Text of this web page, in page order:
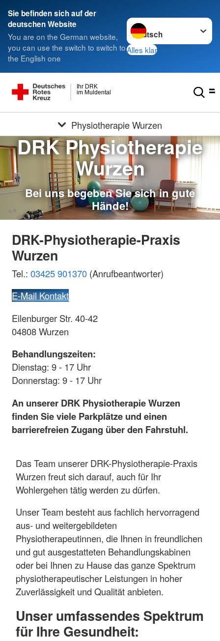
Sie befinden sich auf der
deutschen Website
You are on the German website,
you can use the switch to switch to
the English one
Sprache wechseln zu
Alles klar
im Muldental
Ihr DRK
Physiotherapie Wurzen
DRK Physiotherapie
Wurzen
Bei uns begeben Sie sich in gute
Hände!
DRK-Physiotherapie-Praxis
Wurzen
Tel.: 03425 901370 (Anrufbeantworter)
E-Mail Kontakt
Eilenburger Str. 40-42
04808 Wurzen
Behandlungszeiten:
Dienstag: 9 - 17 Uhr
Donnerstag: 9 - 17 Uhr
An unserer DRK Physiotherapie Wurzen
finden Sie viele Parkplätze und einen
barrierefreien Zugang über den Fahrstuhl.
Das Team unserer DRK-Physiotherapie-Praxis
Wurzen freut sich darauf, auch für Ihr
Wohlergehen tätig werden zu dürfen.
Unser Team besteht aus fachlich hervorragend
aus- und weitergebildeten
Physiotherapeutinnen, die Ihnen in freundlichen
und gut ausgestatteten Behandlungskabinen
oder bei Ihnen zu Hause das ganze Spektrum
physiotherapeutischer Leistungen in hoher
Zuverlässigkeit und Qualität anbieten.
Unser umfassendes Spektrum
für Ihre Gesundheit: